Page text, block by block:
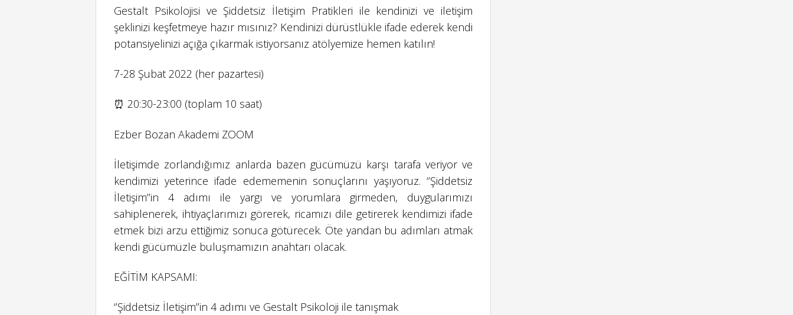
Gestalt Psikolojisi ve Şiddetsiz İletişim Pratikleri ile kendinizi ve iletişim
şeklinizi keşfetmeye hazır mısınız? Kendinizi dürüstlükle ifade ederek kendi
potansiyelinizi açığa çıkarmak istiyorsanız atölyemize hemen katılın!
7-28 Şubat 2022 (her pazartesi)
⏰ 20:30-23:00 (toplam 10 saat)
Ezber Bozan Akademi ZOOM
İletişimde zorlandığımız anlarda bazen gücümüzü karşı tarafa veriyor ve
kendimizi yeterince ifade edememenin sonuçlarını yaşıyoruz. ‘’Şiddetsiz
İletişim’’in 4 adımı ile yargı ve yorumlara girmeden, duygularımızı
sahiplenerek, ihtiyaçlarımızı görerek, ricamızı dile getirerek kendimizi ifade
etmek bizi arzu ettiğimiz sonuca götürecek. Öte yandan bu adımları atmak
kendi gücümüzle buluşmamızın anahtarı olacak.
EĞİTİM KAPSAMI:
‘’Şiddetsiz İletişim’’in 4 adımı ve Gestalt Psikoloji ile tanışmak